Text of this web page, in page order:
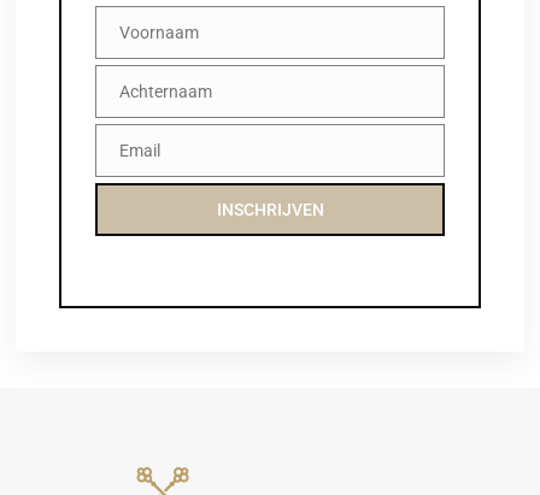
Voornaam
Voornaam
Achternaam
Achternaam
EmailEmail
INSCHRIJVEN